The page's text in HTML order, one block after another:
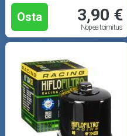
Osta 3,90 €
Nopea toimitus